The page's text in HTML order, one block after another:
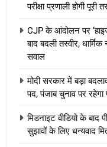
परीक्षा प्रणाली होगी
CJP के आंदोलन पर
बाद बदली तस्वीर,
सवाल
मोदी सरकार में बड़ा
पद, पंजाब चुनाव पर
मिडनाइट वीडियो के
सुझावों के लिए धन्यवाद